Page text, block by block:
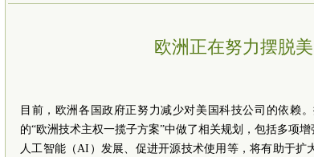
欧洲正在努力摆脱
目前，欧洲各国政府正努力减少对美国科技公司的依赖
的“欧洲技术主权一揽子方案”中做了相关规划，包括多项
人工智能（AI）发展、促进开源技术使用等，将有助于